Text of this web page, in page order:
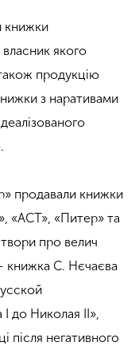
книжки
якого
продукцію
з наративами
продавали книжки
«АСТ», «Питер» та
про велич
книжка С. Нєчаєва
I до Николая II»,
після негативного